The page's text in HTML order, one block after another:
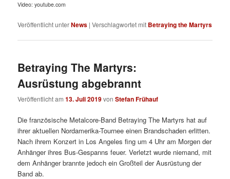
Video: youtube.com
Veröffentlicht unterNews |Verschlagwortet mit Betraying the Martyrs
Betraying The Martyrs:
Ausrüstung abgebrannt
Veröffentlicht am13. Juli 2019vonStefan Frühauf
Die französische Metalcore-Band Betraying The Martyrs hat auf
ihrer aktuellen Nordamerika-Tournee einen Brandschaden erlitten.
Nach ihrem Konzert in Los Angeles fing um 4 Uhr am Morgen der
Anhänger ihres Bus-Gespanns feuer. Verletzt wurde niemand, mit
dem Anhänger brannte jedoch ein Großteil der Ausrüstung der
Band ab.